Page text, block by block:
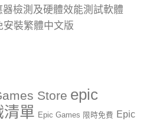
器檢測及硬體效能測試軟體
安裝繁體中文版
Store epic
清單 Epic Games 限時免費 Epic